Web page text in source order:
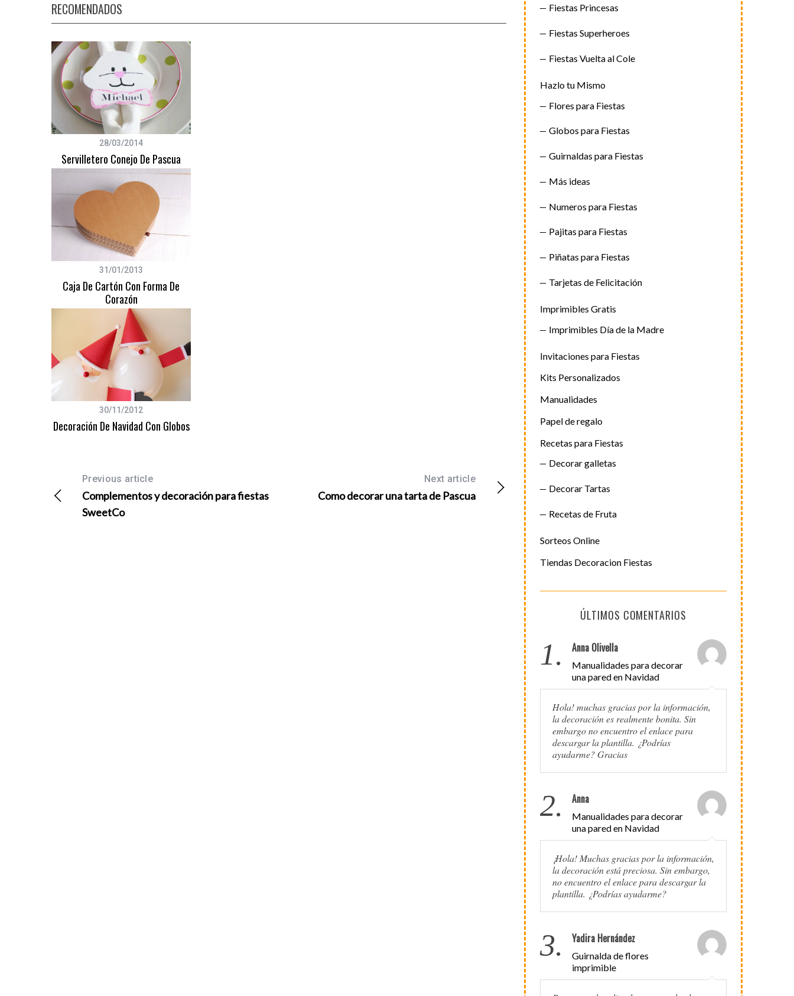
RECOMENDADOS
28/03/2014
Servilletero Conejo De Pascua
31/01/2013
Caja De Cartón Con Forma De
Corazón
30/11/2012
Decoración De Navidad Con Globos
Previous article
Complementos y decoración para fiestas
SweetCo
Next article
Como decorar una tarta de Pascua
Fiestas Princesas
Fiestas Superheroes
Fiestas Vuelta al Cole
Hazlo tu Mismo
Flores para Fiestas
Globos para Fiestas
Guirnaldas para Fiestas
Más ideas
Numeros para Fiestas
Pajitas para Fiestas
Piñatas para Fiestas
Tarjetas de Felicitación
Imprimibles Gratis
Imprimibles Día de la Madre
Invitaciones para Fiestas
Kits Personalizados
Manualidades
Papel de regalo
Recetas para Fiestas
Decorar galletas
Decorar Tartas
Recetas de Fruta
Sorteos Online
Tiendas Decoracion Fiestas
ÚLTIMOS COMENTARIOS
1. Anna Olivella
Manualidades para decorar
una pared en Navidad
Hola! muchas gracias por la información,
la decoración es realmente bonita. Sin
embargo no encuentro el enlace para
descargar la plantilla. ¿Podrías
ayudarme? Gracias
2. Anna
Manualidades para decorar
una pared en Navidad
¡Hola! Muchas gracias por la información,
la decoración está preciosa. Sin embargo,
no encuentro el enlace para descargar la
plantilla. ¿Podrías ayudarme?
3. Yadira Hernández
Guirnalda de flores
imprimible
e
a
c
f
o
r
: